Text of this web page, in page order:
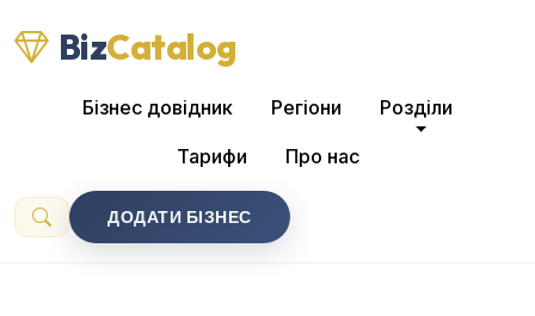
BizCatalog
Бізнес довідник Регіони Розділи
Тарифи Про нас
ДОДАТИ БІЗНЕС